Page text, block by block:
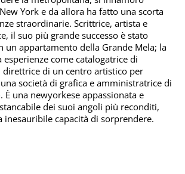
York e da allora ha fatto una scorta
straordinarie. Scrittrice, artista e
il suo più grande successo è stato
un appartamento della Grande Mela; la
esperienze come catalogatrice di
di un centro artistico per
società di grafica e amministratrice di
È una newyorkese appassionata e
dei suoi angoli più reconditi,
inesauribile capacità di sorprendere.